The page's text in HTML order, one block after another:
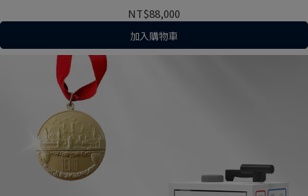
NT$88,000
加入購物車